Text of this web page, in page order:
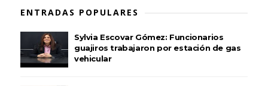
ENTRADAS POPULARES
Sylvia Escovar Gómez: Funcionarios
guajiros trabajaron por estación de gas
vehicular